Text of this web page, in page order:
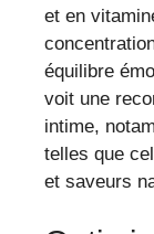
et en
équilibre
voit une
intime,
telles que
et saveurs